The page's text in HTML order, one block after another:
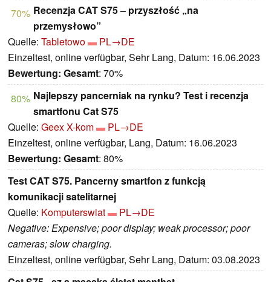
70% Recenzja CAT S75 – przyszłość „na
przemysłowo”
Quelle: Tabletowo
PL→DE
Einzeltest, online verfügbar, Sehr Lang, Datum: 16.06.2023
Bewertung: Gesamt: 70%
80% Najlepszy pancerniak na rynku? Test i recenzja
smartfonu Cat S75
Quelle: Geex X-kom
PL→DE
Einzeltest, online verfügbar, Lang, Datum: 16.06.2023
Bewertung: Gesamt: 80%
Test CAT S75. Pancerny smartfon z funkcją
komunikacji satelitarnej
Quelle: Komputerswiat
PL→DE
Negative: Expensive; poor display; weak processor; poor
cameras; slow charging.
Einzeltest, online verfügbar, Sehr Lang, Datum: 03.08.2023